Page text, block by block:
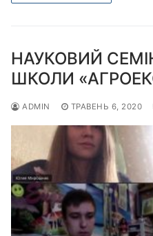
НАУКОВИЙ
ШКОЛИ
ADMIN ТРАВЕНЬ 6, 2020